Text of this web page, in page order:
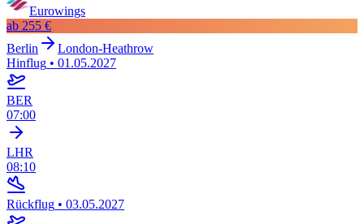
Eurowings
ab 255 €
Berlin
London-Heathrow
Hinflug • 01.05.2027
BER
07:00
LHR
08:10
Rückflug • 03.05.2027